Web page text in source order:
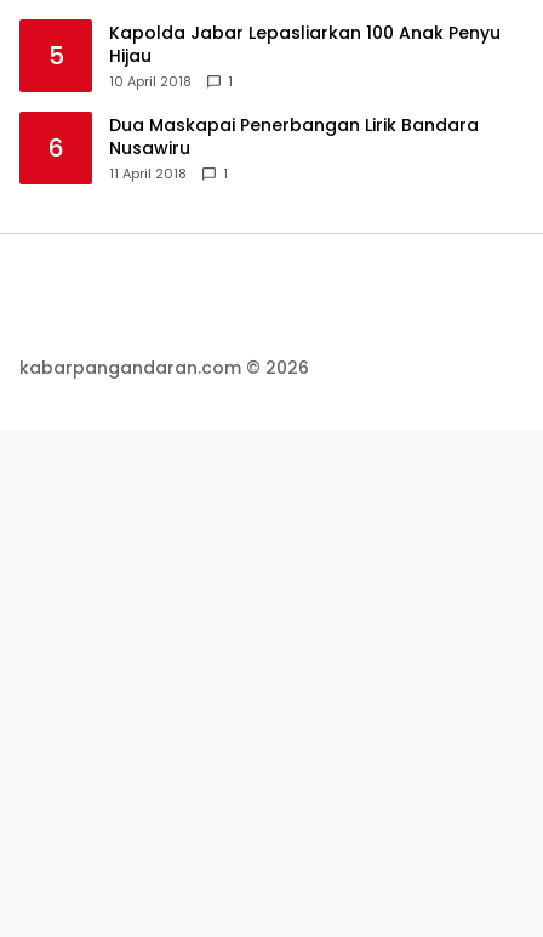
5
Kapolda Jabar Lepasliarkan 100 Anak Penyu
Hijau
10 April 2018 1
6
Dua Maskapai Penerbangan Lirik Bandara
Nusawiru
11 April 2018 1
kabarpangandaran.com © 2026